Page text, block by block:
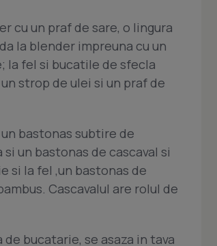
cu un praf de sare, o lingura
la blender impreuna cu un
la fel si bucatile de sfecla
strop de ulei si un praf de
bastonas subtire de
un bastonas de cascaval si
si la fel ,un bastonas de
Cascavalul are rolul de
bucatarie, se asaza in tava